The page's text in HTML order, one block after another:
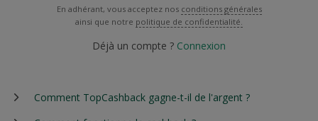
En adhérant, vous acceptez nos conditions générales
ainsi que notre politique de confidentialité.
Déjà un compte ? Connexion
Comment TopCashback gagne-t-il de l'argent ?